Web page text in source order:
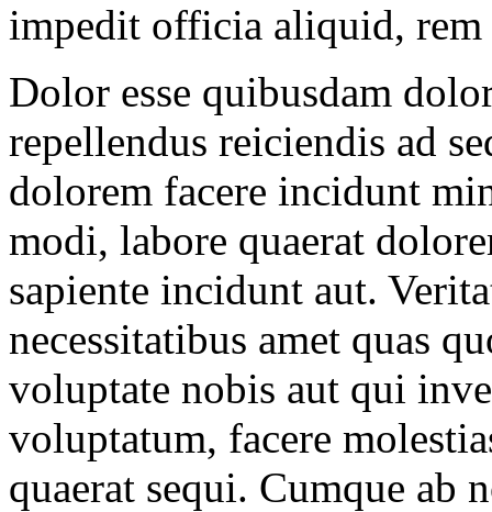
impedit officia aliquid, rem
Dolor esse quibusdam
repellendus reiciendis ad
dolorem facere incidunt
modi, labore quaerat
sapiente incidunt aut.
necessitatibus amet quas
voluptate nobis aut qui
voluptatum, facere
quaerat sequi. Cumque ab